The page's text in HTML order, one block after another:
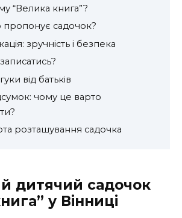
“Велика книга”?
садочок?
зручність і безпека
від батьків
чому це варто
розташування садочка
дитячий садочок
у Вінниці